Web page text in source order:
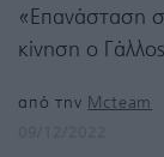
«Επανάσταση
κίνηση ο
από την Mcteam